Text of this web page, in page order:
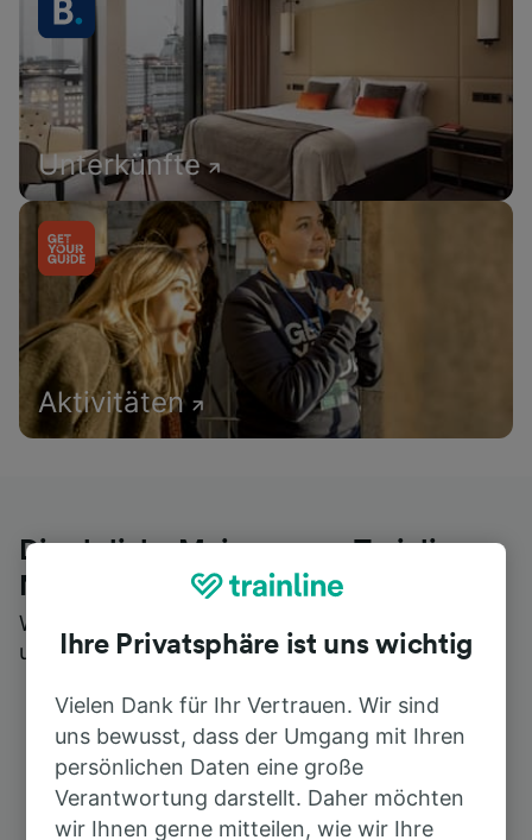
Unterkünfte
Aktivitäten
Die ehrliche Meinung von Trainline-
Nutzern
Wer könnte Ihnen besseres Feedback geben als
unsere Kunden selbst?
Ihre Privatsphäre ist uns wichtig
Vielen Dank für Ihr Vertrauen. Wir sind
uns bewusst, dass der Umgang mit Ihren
persönlichen Daten eine große
Verantwortung darstellt. Daher möchten
wir Ihnen gerne mitteilen, wie wir Ihre